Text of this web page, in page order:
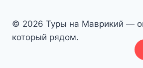
© 2026 Туры на Маврикий —
который рядом.